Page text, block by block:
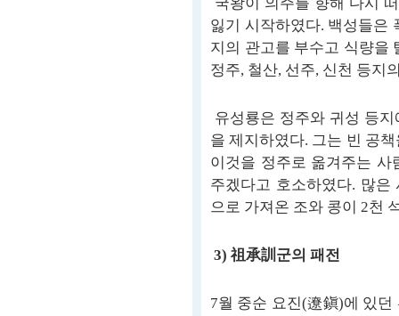
잃기 시작하였다. 백성들은
지의 관고를 부수고 식량을
정주, 철산, 선주, 신천 등지
유성룡은 정주와 귀성 등
을 제지하였다. 그는 빈 공
이것을 정주로 옮겨주는
주겠다고 호소하였다. 많
으로 가져온 조와 콩이 2천
3) 祖承訓군의 패전
7월 중순 요진(遼鎭)에 있